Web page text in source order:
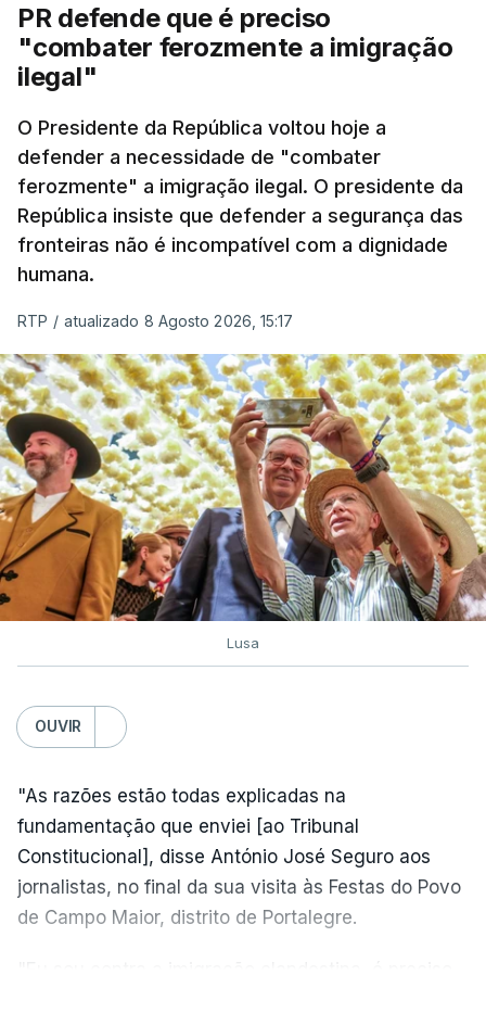
articulação com a Marinha, a Autoridade Marítima
Nacional e a Força Aérea.
apreendida mais cocaína até ao momento de que
em todo o ano de 2025.
A ação de prevenção visa a deteção em alto mar
de embarcações de alta velocidade (EAV) que
utilizam a costa nacional para o tráfico de droga.
c/ Lusa
PR defende que é preciso
"combater ferozmente a imigração
ilegal"
O Presidente da República voltou hoje a
defender a necessidade de "combater
ferozmente" a imigração ilegal. O presidente da
República insiste que defender a segurança das
fronteiras não é incompatível com a dignidade
humana.
RTP / atualizado 8 Agosto 2026, 15:17
Lusa
OUVIR
"As razões estão todas explicadas na
fundamentação que enviei [ao Tribunal
Constitucional], disse António José Seguro aos
jornalistas, no final da sua visita às Festas do Povo
de Campo Maior, distrito de Portalegre.